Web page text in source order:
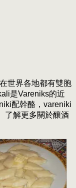
世界各地都有雙胞
是Vareniks的近
配幹酪，vareniki
了解更多關於釀酒